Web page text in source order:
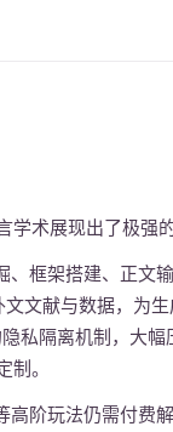
术展现出了极强
、框架搭建、正文
文献与数据，为
私隔离机制，大
。
高阶玩法仍需付费